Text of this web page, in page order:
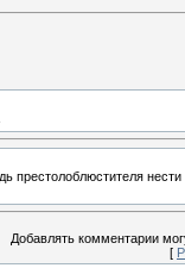
престолоблюстителя
Добавлять комментарии
[